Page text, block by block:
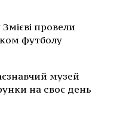
провели
футболу
музей
на своє день